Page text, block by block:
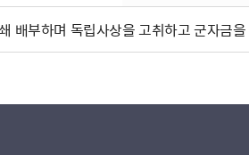
배부하며 독립사상을 고취하고 군자금